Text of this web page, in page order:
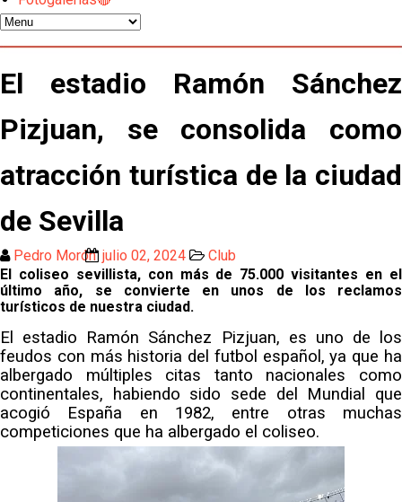
Flores
El Sevilla continúa con despidos y rechaza una
oferta de 420 millones por el club
para el ataque nervionense
Los contratiempos para García Plaza por la mala
gestión de un inválido Consejo
El Sevilla C se queda en Tercera Federación
Atlético y Getafe agitan el mercado de LaLiga
Luis García Plaza: No sufrir ya es un paso adelante
El Sevilla FC plantea ampliar hasta cinco fichajes
más antes del cierre
Djibril Sow pone rumbo a Italia para firmar su nuevo
El estadio Ramón Sánchez
Pizjuan, se consolida como
atracción turística de la ciudad
de Sevilla
Pedro Morón julio 02, 2024
Club
El coliseo sevillista, con más de 75.000 visitantes en el
último año, se convierte en unos de los reclamos
turísticos de nuestra ciudad.
El estadio Ramón Sánchez Pizjuan, es uno de los
feudos con más historia del futbol español, ya que ha
albergado múltiples citas tanto nacionales como
continentales, habiendo sido sede del Mundial que
acogió España en 1982, entre otras muchas
competiciones que ha albergado el coliseo.